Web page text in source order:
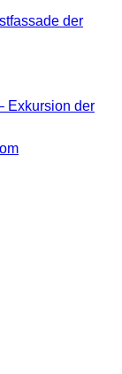
der
Exkursion der